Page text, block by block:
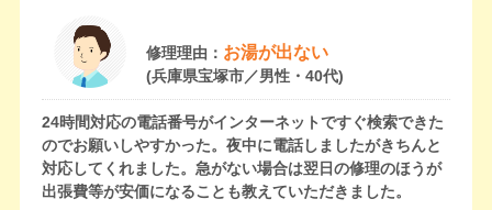
修理理由： お湯が出ない
(兵庫県宝塚市／男性・40代)
24時間対応の電話番号がインターネットですぐ検索できた
のでお願いしやすかった。夜中に電話しましたがきちんと
対応してくれました。急がない場合は翌日の修理のほうが
出張費等が安価になることも教えていただきました。